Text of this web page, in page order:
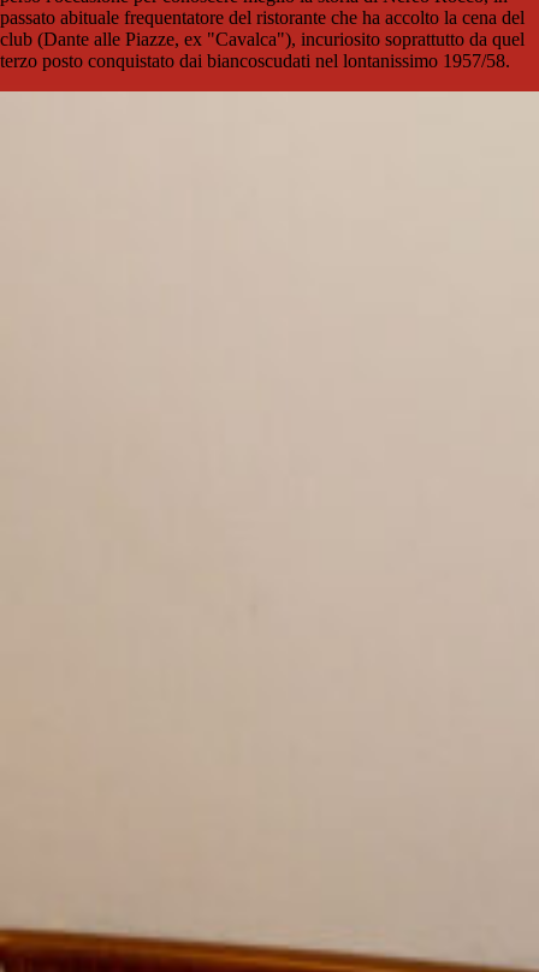
passato abituale frequentatore del ristorante che ha accolto la cena del
club (Dante alle Piazze, ex "Cavalca"), incuriosito soprattutto da quel
terzo posto conquistato dai biancoscudati nel lontanissimo 1957/58.